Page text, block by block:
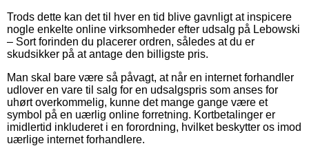
Trods dette kan det til hver en tid blive gavnligt at inspicere
nogle enkelte online virksomheder efter udsalg på Lebowski
– Sort forinden du placerer ordren, således at du er
skudsikker på at antage den billigste pris.
Man skal bare være så påvagt, at når en internet forhandler
udlover en vare til salg for en udsalgspris som anses for
uhørt overkommelig, kunne det mange gange være et
symbol på en uærlig online forretning. Kortbetalinger er
imidlertid inkluderet i en forordning, hvilket beskytter os imod
uærlige internet forhandlere.